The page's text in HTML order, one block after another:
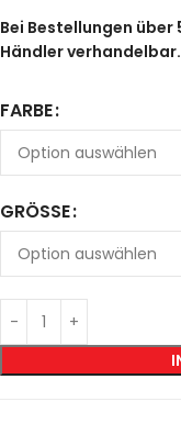
Bei Bestellungen
Händler verhandelbar.
FARBE
GRÖSSE